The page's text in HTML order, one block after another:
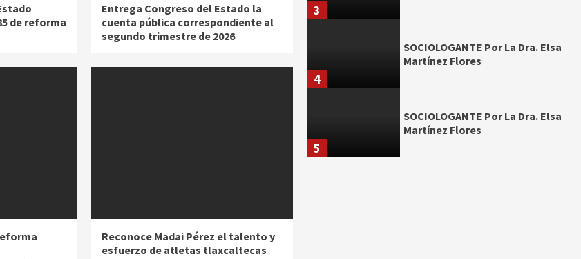
de reforma
Entrega Congreso del Estado la
cuenta pública correspondiente al
segundo trimestre de 2026
Reconoce Madai Pérez el talento y
esfuerzo de atletas tlaxcaltecas
3
4
SOCIOLOGANTE Por La Dra. Elsa
Martínez Flores
5
SOCIOLOGANTE Por La Dra. Elsa
Martínez Flores